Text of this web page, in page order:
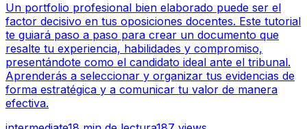
Un portfolio profesional bien elaborado puede ser el
factor decisivo en tus oposiciones docentes. Este tutorial
te guiará paso a paso para crear un documento que
resalte tu experiencia, habilidades y compromiso,
presentándote como el candidato ideal ante el tribunal.
Aprenderás a seleccionar y organizar tus evidencias de
forma estratégica y a comunicar tu valor de manera
efectiva.